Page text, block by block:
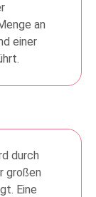
an
einer
durch
großen
Eine